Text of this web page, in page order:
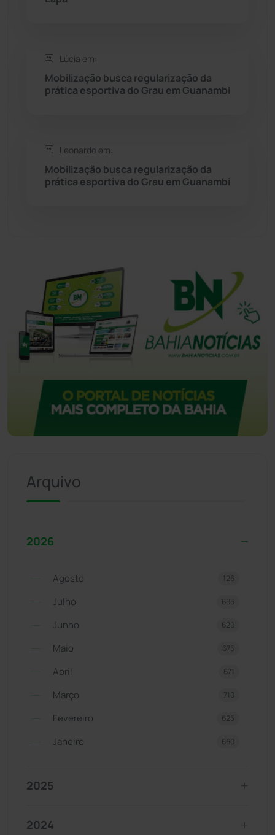
Sudoeste Baiano
Tanhaçu (425)
Lúcia em:
Mobilização busca regularização da
prática esportiva do Grau em Guanambi
Leonardo em:
Mobilização busca regularização da
prática esportiva do Grau em Guanambi
Arquivo
2026
Agosto 126
Julho 695
Junho 620
Maio 675
Abril 671
Março 710
Fevereiro 625
Janeiro 660
2025
2024